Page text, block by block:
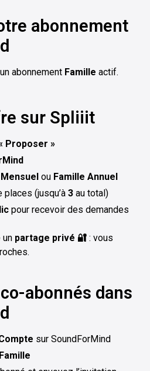
abonnement
abonnement Famille actif.
sur Spliiit
Proposer »
ou Famille Annuel
(jusqu’à 3 au total)
pour recevoir des demandes
un partage privé 🔐 : vous
abonnés dans
sur SoundForMind
Famille